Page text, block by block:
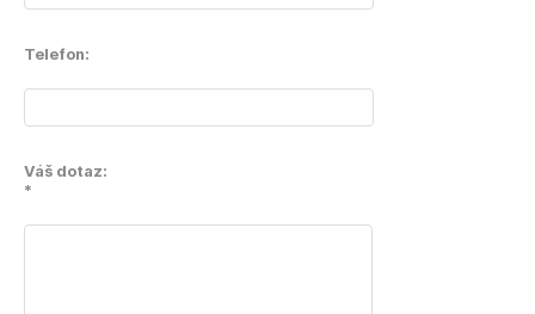
Telefon:
Váš dotaz:
*